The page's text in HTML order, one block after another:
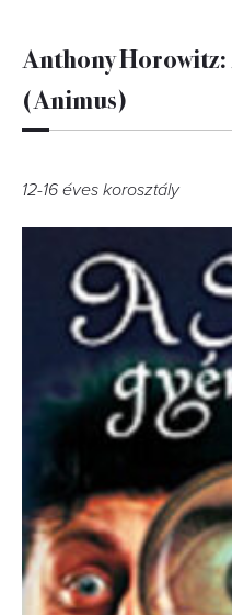
Anthony Horowitz:
(Animus)
12-16 éves korosztály